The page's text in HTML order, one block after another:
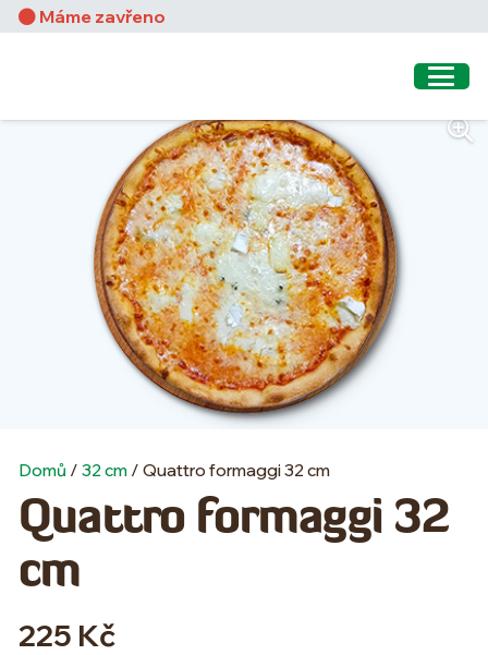
Máme zavřeno
Domů / 32 cm / Quattro formaggi 32 cm
Quattro formaggi 32
cm
225 Kč